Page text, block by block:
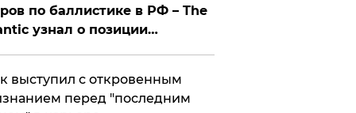
по баллистике в РФ – The
узнал о позиции
выступил с откровенным
перед "последним